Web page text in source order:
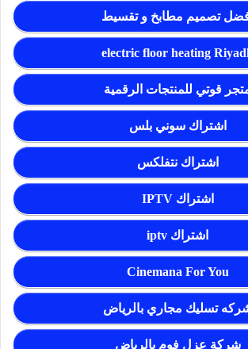
تصميم مطابخ و تقسيط
electric floor heating
قوتي للمنتجات الرقمية
اشتراك سوني بلس
اشتراك نتفلكس
اشتراك IPTV
اشتراك iptv
Cinemana For You
تسليك مجاري بالرياض
شركة عزل فوم بالرياض